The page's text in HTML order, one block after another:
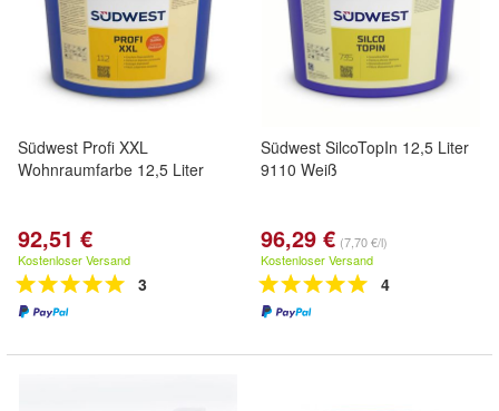
Südwest Profi XXL
Wohnraumfarbe 12,5 Liter
92,51 €
Kostenloser Versand
3
Südwest SilcoTopIn 12,5 Liter
9110 Weiß
96,29 € (7,70 €/l)
Kostenloser Versand
4